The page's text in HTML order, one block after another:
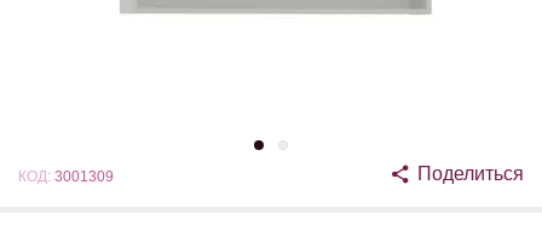
КОД: 3001309 Поделиться